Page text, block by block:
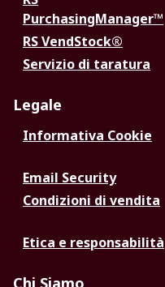
PurchasingManager™
RS VendStock®
Servizio di taratura
Legale
Informativa Cookie
Email Security
Condizioni di vendita
Etica e responsabilità